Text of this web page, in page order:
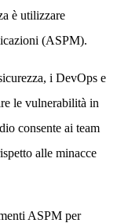
è utilizzare
(ASPM).
i DevOps e
le vulnerabilità in
consente ai team
alle minacce
ASPM per